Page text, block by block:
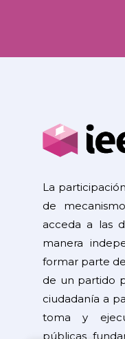
La
de
acceda a las
manera
formar parte
de un partido
ciudadanía a
toma y
públicas